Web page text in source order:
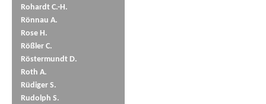
Rohardt C.-H.
Rönnau A.
Rose H.
Rößler C.
Röstermundt D.
Roth A.
Rüdiger S.
Rudolph S.